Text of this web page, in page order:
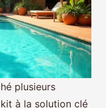
plusieurs
à la solution clé